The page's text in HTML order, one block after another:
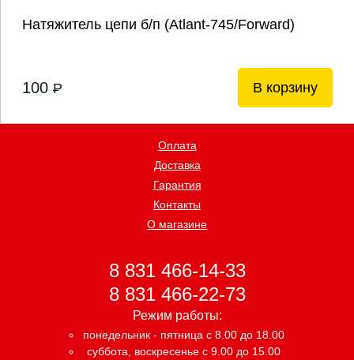
Натяжитель цепи б/п (Atlant-745/Forward)
100 P В корзину
Оплата
Доставка
Гарантия
Контакты
О магазине
8 831 466-14-33
8 831 466-22-73
Режим работы:
понедельник - пятница с 8.00 до 18.00
суббота, воскресенье с 9.00 до 15.00